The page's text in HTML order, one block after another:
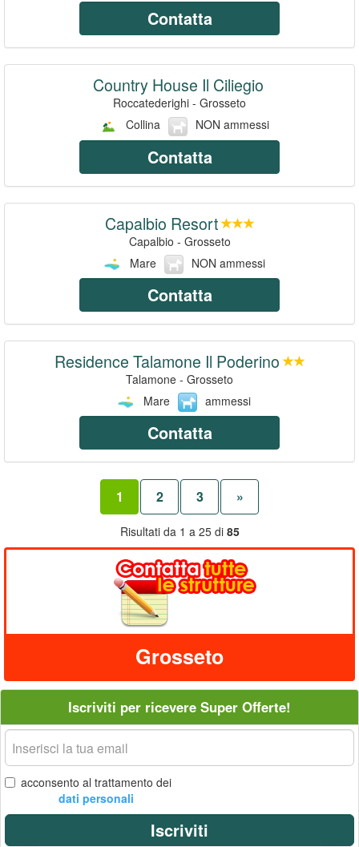
Contatta
Country House Il Ciliegio
Roccatederighi - Grosseto
Collina
NON ammessi
Contatta
Capalbio Resort
Capalbio - Grosseto
Mare
NON ammessi
Contatta
Residence Talamone Il Poderino
Talamone - Grosseto
Mare
ammessi
Contatta
1 2 3 »
Risultati da 1 a 25 di 85
Grosseto
Iscriviti per ricevere Super Offerte!
La
tua
email
acconsento al trattamento dei
dati personali
Iscriviti